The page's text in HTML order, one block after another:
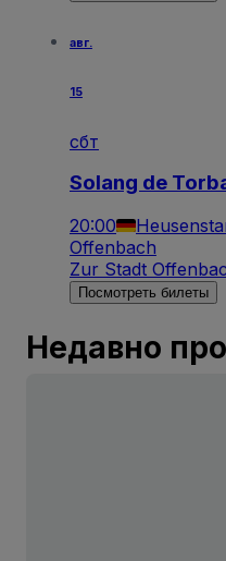
авг.
15
сбт
Solang de
20:00
Offenbach
Zur Stadt
Посмотреть билеты
Недавно